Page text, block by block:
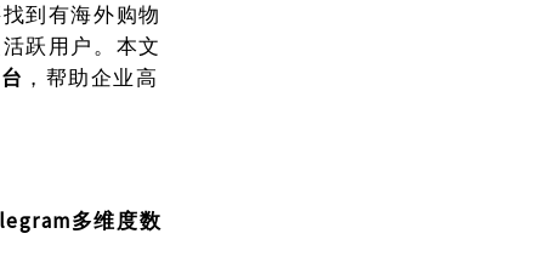
到有海外购物
跃用户。本文
，帮助企业高
多维度数